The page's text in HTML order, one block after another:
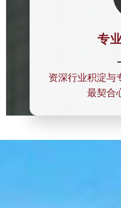
专
资深行业积淀与
最契合